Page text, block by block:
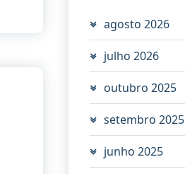
agosto 2026
julho 2026
outubro 2025
setembro 2025
junho 2025